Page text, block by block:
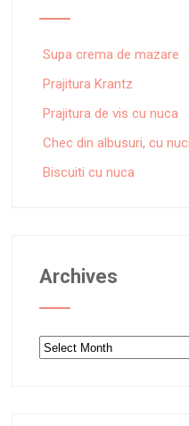
Supa crema de mazare
Prajitura Krantz
Prajitura de vis cu nuca
Chec din albusuri, cu
Biscuiti cu nuca
Archives
Archives